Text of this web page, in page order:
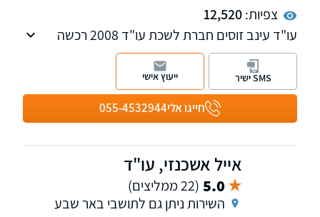
צפיות:12,520
עו"ד עינב זוסים חברת לשכת עו"ד 2008 רכשה
נסיון רב במגוון תחומי המשפט האזרחי בדגש על
נושא דיני עבודה, ייצוג מעסיקים ועובדים, דיני
משפחה, מסחרי וזכויות יוצרים. מקבלת לקוחות
בנס ציונה ובאשקלון, בנושא ייפוי כוח מתמשך
וצוואות אפשרות להגיע לבית הלקוח
חייגו אלי055-4532944
SMS ישיר ייעוץ אישי
אייל אשכנזי, עו"ד
5.0 (22 ממליצים)
השירות ניתן גם לתושבי באר שבע